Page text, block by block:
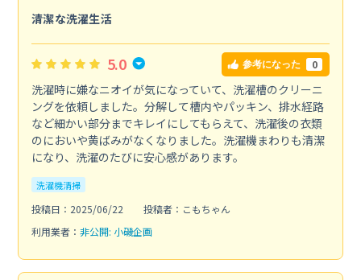
清潔な洗濯生活
5.0 参考になった 0
洗濯時に嫌なニオイが気になっていて、洗濯槽のクリーニ
ングを依頼しました。分解して槽内やパッキン、排水経路
など細かい部分までキレイにしてもらえて、洗濯後の衣類
のにおいや黄ばみがなくなりました。洗濯機まわりも清潔
になり、洗濯のたびに安心感があります。
洗濯機清掃
投稿日：2025/06/22
投稿者：こもちゃん
利用業者： 非公開: 小磯企画